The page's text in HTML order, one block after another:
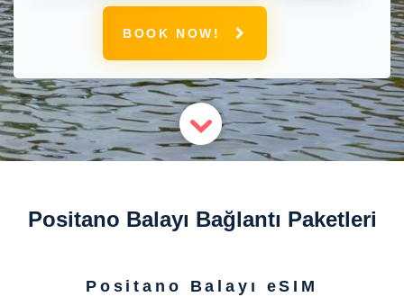
BOOK NOW!
Positano Balayı Bağlantı Paketleri
Positano Balayı eSIM